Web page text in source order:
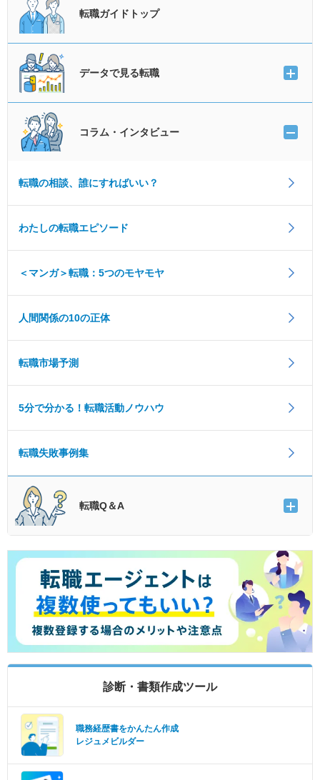
転職ガイドトップ
データで見る転職
コラム・インタビュー
転職の相談、誰にすればいい？
わたしの転職エピソード
＜マンガ＞転職：5つのモヤモヤ
人間関係の10の正体
転職市場予測
5分で分かる！転職活動ノウハウ
転職失敗事例集
転職Q＆A
診断・書類作成ツール
職務経歴書をかんたん作成
レジュメビルダー